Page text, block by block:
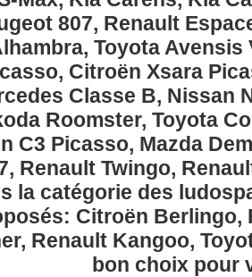
807, Renault
Toyota
Citroën Xsara
Classe B, Nissan
Roomster, Toyota
C3 Picasso, Mazda
Renault Twingo,
la catégorie des
Citroën Berlingo,
Renault Kangoo,
bon choix pour